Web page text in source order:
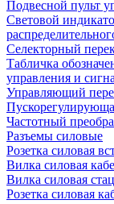
Подвесной пульт
Световой
Селекторный
Табличка
управления и
Управляющий
Частотный
Разъемы силовые
Розетка силовая
Вилка силовая
Вилка силовая
Розетка силовая